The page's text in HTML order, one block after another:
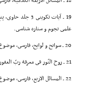
19 ـ آیات تکوینى 3 جلد حاوى، پنج هزار بیت شعر است
علمى نجوم و ستاره شناسى.
20 ـ سوانح و لوایح، فارسى، موضوع کتاب، خاطرات و گزارش سفرى که به شیراز داشته است.
21 ـ روح النّور فى معرفة ربّ الغفور.
22 ـ المسائل الاربع، فارسى، موضوع کتاب: کلام اسلامى.